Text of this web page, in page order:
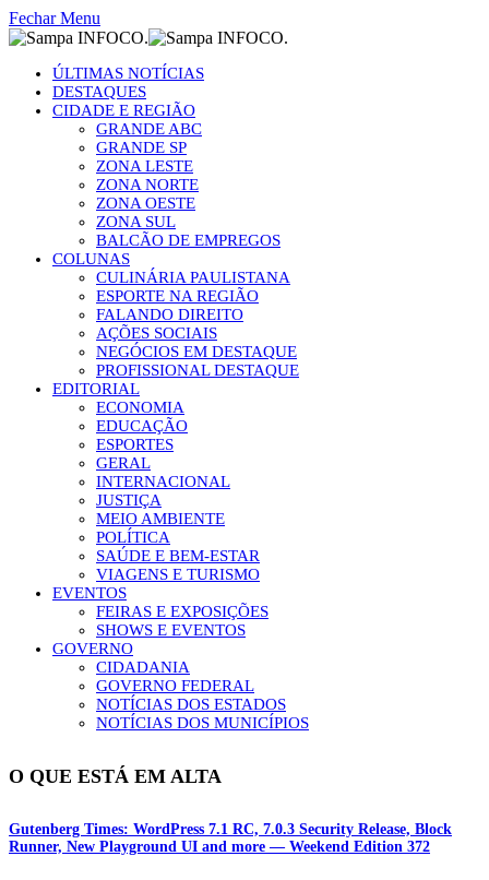
Fechar Menu
ÚLTIMAS NOTÍCIAS
DESTAQUES
CIDADE E REGIÃO
GRANDE ABC
GRANDE SP
ZONA LESTE
ZONA NORTE
ZONA OESTE
ZONA SUL
BALCÃO DE EMPREGOS
COLUNAS
CULINÁRIA PAULISTANA
ESPORTE NA REGIÃO
FALANDO DIREITO
AÇÕES SOCIAIS
NEGÓCIOS EM DESTAQUE
PROFISSIONAL DESTAQUE
EDITORIAL
ECONOMIA
EDUCAÇÃO
ESPORTES
GERAL
INTERNACIONAL
JUSTIÇA
MEIO AMBIENTE
POLÍTICA
SAÚDE E BEM-ESTAR
VIAGENS E TURISMO
EVENTOS
FEIRAS E EXPOSIÇÕES
SHOWS E EVENTOS
GOVERNO
CIDADANIA
GOVERNO FEDERAL
NOTÍCIAS DOS ESTADOS
NOTÍCIAS DOS MUNICÍPIOS
O QUE ESTÁ EM ALTA
Gutenberg Times: WordPress 7.1 RC, 7.0.3 Security Release, Block
Runner, New Playground UI and more — Weekend Edition 372